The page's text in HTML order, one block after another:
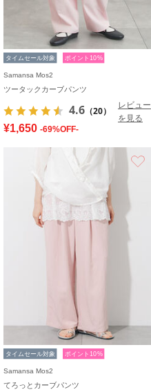
タイムセール対象 ポイント10%
Samansa Mos2
ツータックカーブパンツ
4.6 （20）
レビュー
を見る
¥1,650 -69%OFF-
タイムセール対象 ポイント10%
Samansa Mos2
てろっとカーブパンツ